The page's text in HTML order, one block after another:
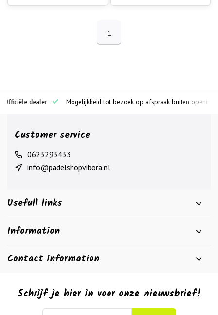
1
dealer Mogelijkheid tot bezoek op afspraak buiten openingstijden
Customer service
0623293433
info@padelshopvibora.nl
Usefull links
Information
Contact information
Schrijf je hier in voor onze nieuwsbrief!